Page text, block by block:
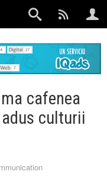
cafenea
culturii